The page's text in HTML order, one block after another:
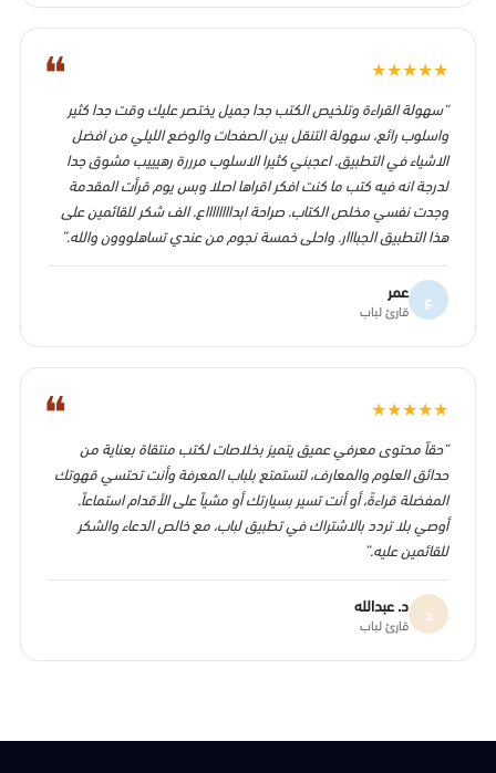
❝ ★
★
★
★
★
“سهولة القراءة وتلخيص الكتب جدا جميل يختصر عليك وقت جدا كثير
واسلوب رائع، سهولة التنقل بين الصفحات والوضع الليلي من افضل
الاشياء في التطبيق. اعجبني كثيرا الاسلوب مرررة رهيييب مشوق جدا
لدرجة انه فيه كتب ما كنت افكر اقراها اصلا وبس يوم قرأت المقدمة
وجدت نفسي مخلص الكتاب. صراحة ابدااااااااع. الف شكر للقائمين على
هذا التطبيق الجبااار. واحلى خمسة نجوم من عندي تساهلووون والله.”
ع عمر
قارئ لباب
❝ ★
★
★
★
★
“حقاً محتوى معرفي عميق يتميز بخلاصات لكتب منتقاة بعناية من
حدائق العلوم والمعارف، لتستمتع بلباب المعرفة وأنت تحتسي قهوتك
المفضلة قراءةً، أو أنت تسير بسيارتك أو مشياً على الأقدام استماعاً.
أوصي بلا تردد بالاشتراك في تطبيق لباب، مع خالص الدعاء والشكر
للقائمين عليه.”
د د. عبدالله
قارئ لباب